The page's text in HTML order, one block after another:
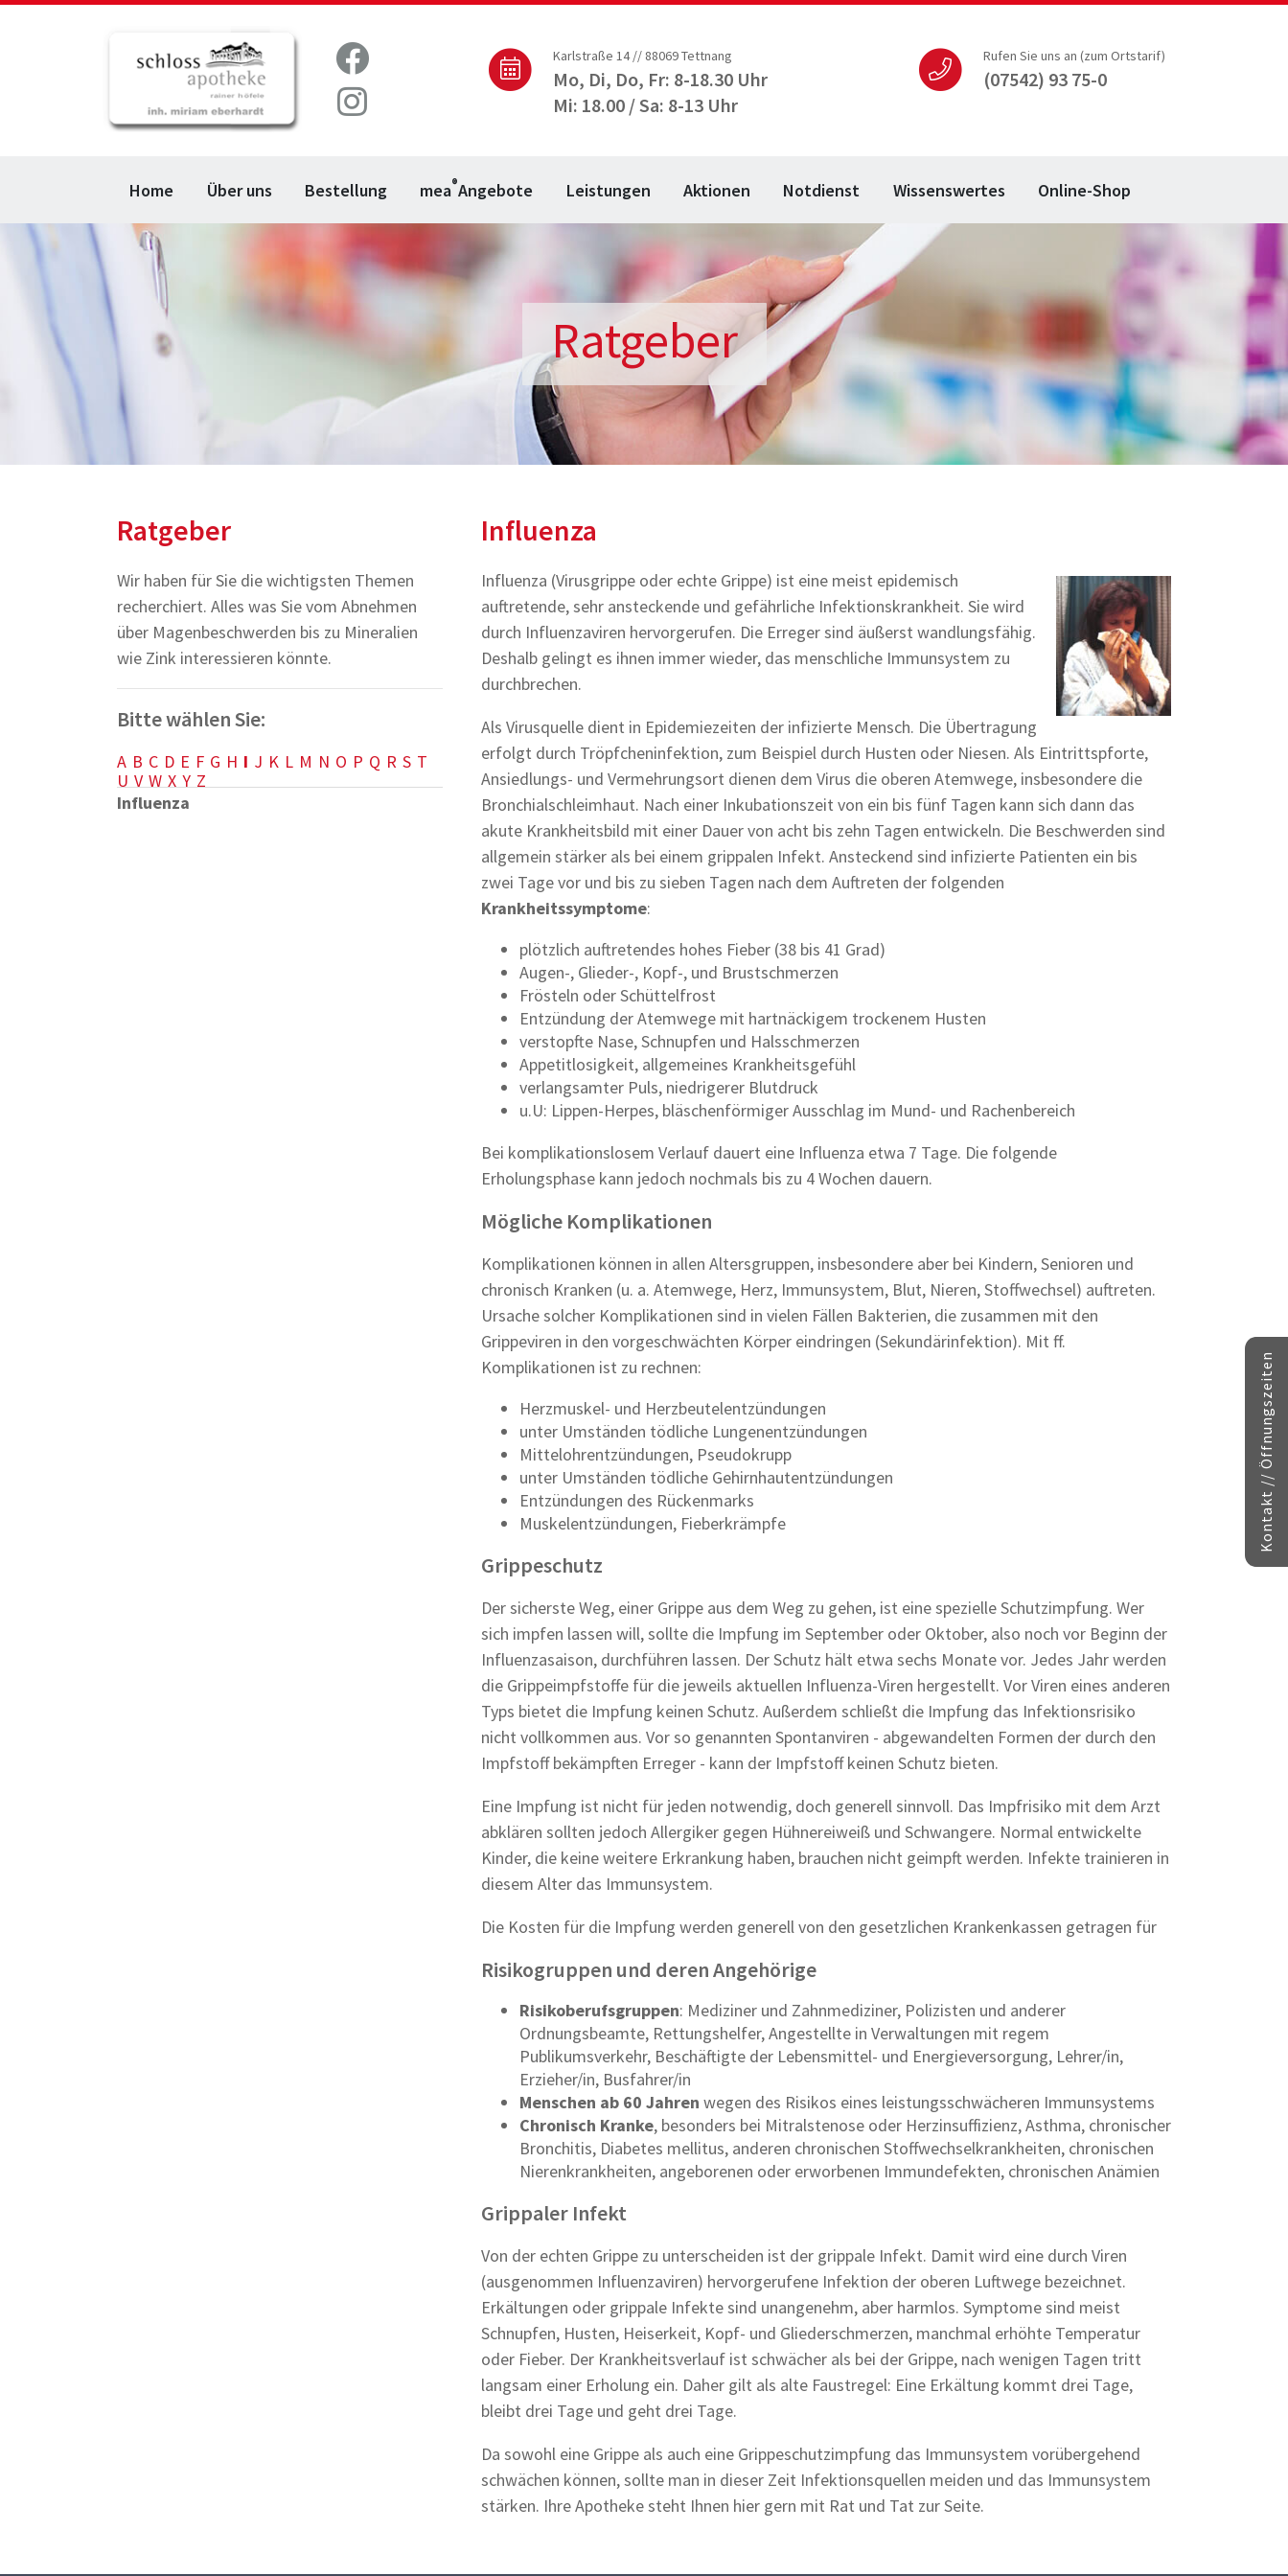
Karlstraße 14 // 88069 Tettnang
Mo, Di, Do, Fr: 8-18.30 Uhr
Mi: 18.00 / Sa: 8-13 Uhr
Rufen Sie uns an (zum Ortstarif)
(07542) 93 75-0
Home Über uns Bestellung mea®Angebote Leistungen Aktionen Notdienst Wissenswertes Online-Shop
Ratgeber
Ratgeber
Wir haben für Sie die wichtigsten Themen
recherchiert. Alles was Sie vom Abnehmen
über Magenbeschwerden bis zu Mineralien
wie Zink interessieren könnte.
Bitte wählen Sie:
A B C D E F G H I J K L M N O P Q R S T
U V W X Y Z
Influenza
Influenza
Influenza (Virusgrippe oder echte Grippe) ist eine meist epidemisch
auftretende, sehr ansteckende und gefährliche Infektionskrankheit. Sie wird
durch Influenzaviren hervorgerufen. Die Erreger sind äußerst wandlungsfähig.
Deshalb gelingt es ihnen immer wieder, das menschliche Immunsystem zu
durchbrechen.
Als Virusquelle dient in Epidemiezeiten der infizierte Mensch. Die Übertragung
erfolgt durch Tröpfcheninfektion, zum Beispiel durch Husten oder Niesen. Als Eintrittspforte,
Ansiedlungs- und Vermehrungsort dienen dem Virus die oberen Atemwege, insbesondere die
Bronchialschleimhaut. Nach einer Inkubationszeit von ein bis fünf Tagen kann sich dann das
akute Krankheitsbild mit einer Dauer von acht bis zehn Tagen entwickeln. Die Beschwerden sind
allgemein stärker als bei einem grippalen Infekt. Ansteckend sind infizierte Patienten ein bis
zwei Tage vor und bis zu sieben Tagen nach dem Auftreten der folgenden
Krankheitssymptome:
plötzlich auftretendes hohes Fieber (38 bis 41 Grad)
Augen-, Glieder-, Kopf-, und Brustschmerzen
Frösteln oder Schüttelfrost
Entzündung der Atemwege mit hartnäckigem trockenem Husten
verstopfte Nase, Schnupfen und Halsschmerzen
Appetitlosigkeit, allgemeines Krankheitsgefühl
verlangsamter Puls, niedrigerer Blutdruck
u.U: Lippen-Herpes, bläschenförmiger Ausschlag im Mund- und Rachenbereich
Bei komplikationslosem Verlauf dauert eine Influenza etwa 7 Tage. Die folgende
Erholungsphase kann jedoch nochmals bis zu 4 Wochen dauern.
Mögliche Komplikationen
Komplikationen können in allen Altersgruppen, insbesondere aber bei Kindern, Senioren und
chronisch Kranken (u. a. Atemwege, Herz, Immunsystem, Blut, Nieren, Stoffwechsel) auftreten.
Ursache solcher Komplikationen sind in vielen Fällen Bakterien, die zusammen mit den
Grippeviren in den vorgeschwächten Körper eindringen (Sekundärinfektion). Mit ff.
Komplikationen ist zu rechnen:
Herzmuskel- und Herzbeutelentzündungen
unter Umständen tödliche Lungenentzündungen
Mittelohrentzündungen, Pseudokrupp
unter Umständen tödliche Gehirnhautentzündungen
Entzündungen des Rückenmarks
Muskelentzündungen, Fieberkrämpfe
Grippeschutz
Der sicherste Weg, einer Grippe aus dem Weg zu gehen, ist eine spezielle Schutzimpfung. Wer
sich impfen lassen will, sollte die Impfung im September oder Oktober, also noch vor Beginn der
Influenzasaison, durchführen lassen. Der Schutz hält etwa sechs Monate vor. Jedes Jahr werden
die Grippeimpfstoffe für die jeweils aktuellen Influenza-Viren hergestellt. Vor Viren eines anderen
Typs bietet die Impfung keinen Schutz. Außerdem schließt die Impfung das Infektionsrisiko
nicht vollkommen aus. Vor so genannten Spontanviren - abgewandelten Formen der durch den
Impfstoff bekämpften Erreger - kann der Impfstoff keinen Schutz bieten.
Eine Impfung ist nicht für jeden notwendig, doch generell sinnvoll. Das Impfrisiko mit dem Arzt
abklären sollten jedoch Allergiker gegen Hühnereiweiß und Schwangere. Normal entwickelte
Kinder, die keine weitere Erkrankung haben, brauchen nicht geimpft werden. Infekte trainieren in
diesem Alter das Immunsystem.
Die Kosten für die Impfung werden generell von den gesetzlichen Krankenkassen getragen für
Risikogruppen und deren Angehörige
Risikoberufsgruppen: Mediziner und Zahnmediziner, Polizisten und anderer
Ordnungsbeamte, Rettungshelfer, Angestellte in Verwaltungen mit regem
Publikumsverkehr, Beschäftigte der Lebensmittel- und Energieversorgung, Lehrer/in,
Erzieher/in, Busfahrer/in
Menschen ab 60 Jahren wegen des Risikos eines leistungsschwächeren Immunsystems
Chronisch Kranke, besonders bei Mitralstenose oder Herzinsuffizienz, Asthma, chronischer
Bronchitis, Diabetes mellitus, anderen chronischen Stoffwechselkrankheiten, chronischen
Nierenkrankheiten, angeborenen oder erworbenen Immundefekten, chronischen Anämien
Grippaler Infekt
Von der echten Grippe zu unterscheiden ist der grippale Infekt. Damit wird eine durch Viren
(ausgenommen Influenzaviren) hervorgerufene Infektion der oberen Luftwege bezeichnet.
Erkältungen oder grippale Infekte sind unangenehm, aber harmlos. Symptome sind meist
Schnupfen, Husten, Heiserkeit, Kopf- und Gliederschmerzen, manchmal erhöhte Temperatur
oder Fieber. Der Krankheitsverlauf ist schwächer als bei der Grippe, nach wenigen Tagen tritt
langsam einer Erholung ein. Daher gilt als alte Faustregel: Eine Erkältung kommt drei Tage,
bleibt drei Tage und geht drei Tage.
Da sowohl eine Grippe als auch eine Grippeschutzimpfung das Immunsystem vorübergehend
schwächen können, sollte man in dieser Zeit Infektionsquellen meiden und das Immunsystem
stärken. Ihre Apotheke steht Ihnen hier gern mit Rat und Tat zur Seite.
Kontakt // Öffnungszeiten